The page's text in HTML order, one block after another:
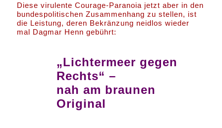
Diese virulente Courage-Paranoia jetzt aber in den
bundespolitischen Zusammenhang zu stellen, ist
die Leistung, deren Bekränzung neidlos wieder
mal Dagmar Henn gebührt:
„Lichtermeer gegen
Rechts“ –
nah am braunen
Original